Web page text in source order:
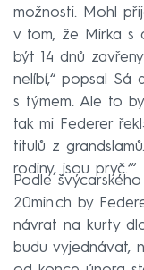
možnosti. Mohl
v tom, že Mirka s
být 14 dnů
nelíbí,“ popsal Sá
s týmem. Ale to
tak mi Federer
titulů z
rodiny, jsou pryč.‘“
Podle
20min.ch by
návrat na kurty
budu vyjednávat,